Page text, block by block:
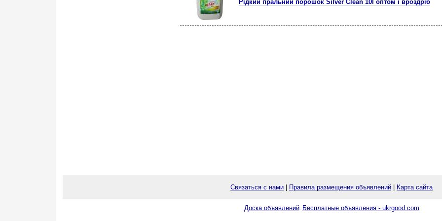
Рідкий пральний порошок Silver Clean 10l оптом і вроздріб
Связаться с нами Правила размещения объявлений Карта сайта
Доска объявлений. Бесплатные объявления - ukrgood.com